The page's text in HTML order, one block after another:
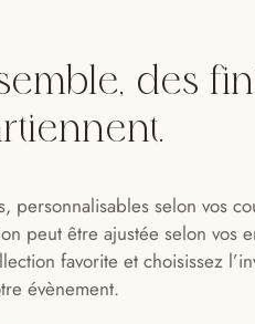
des
personnalisables selon vos
peut être ajustée selon vos
favorite et choisissez
évènement.